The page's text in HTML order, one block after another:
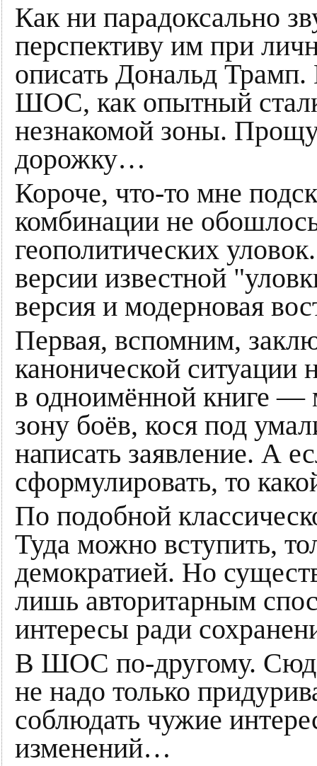
Как ни парадоксально
перспективу им при
описать Дональд
ШОС, как опытный
незнакомой зоны.
дорожку…
Короче, что-то мне
комбинации не
геополитических
версии известной
версия и модерновая
Первая, вспомним,
канонической ситуации
в одноимённой книге —
зону боёв, кося под
написать заявление. А
сформулировать, то
По подобной
Туда можно вступить,
демократией. Но
лишь авторитарным
интересы ради
В ШОС по-другому.
не надо только
соблюдать чужие
изменений…